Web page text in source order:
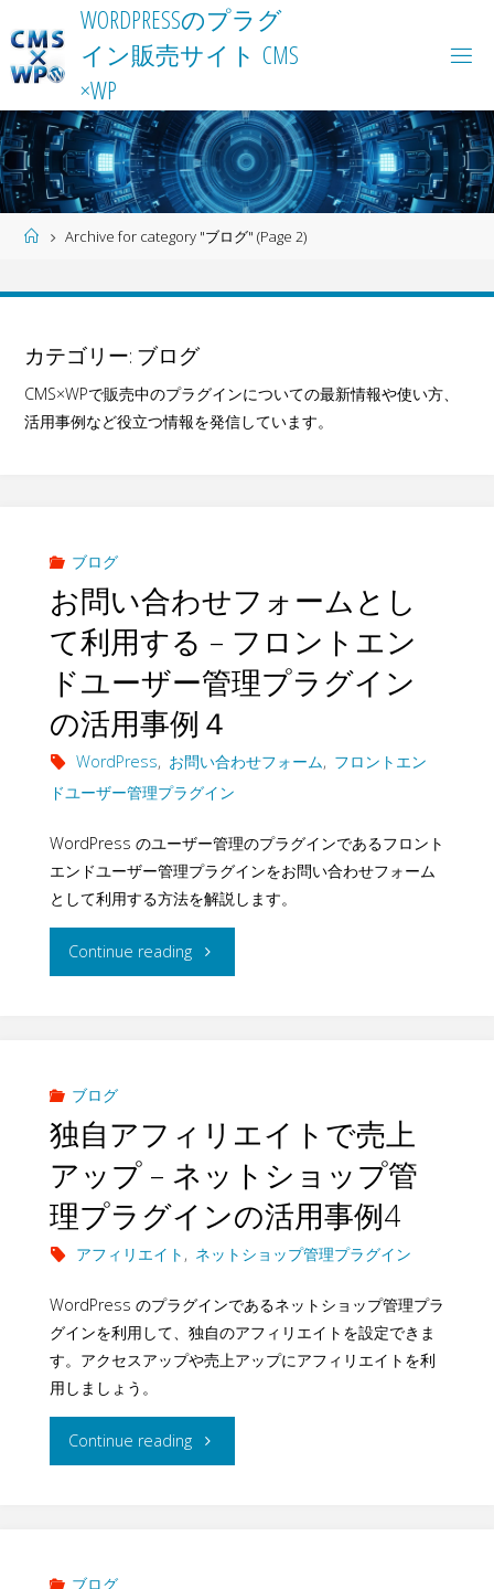
to
content
WORDPRESSのプラ グ
イ ン販売サイ ト CMS
×WP
HomeArchive for category "ブログ" (Page 2)
カテゴリー: ブログ
CMS×WPで販売中のプラグインについての最新情報や使い方、
活用事例など役立つ情報を発信しています。
ブログ
お問い合わせフォームとし
て利用する – フロントエン
ドユーザー管理プラグイン
の活用事例４
WordPress, お問い合わせフォーム, フロントエン
ドユーザー管理プラグイン
WordPress のユーザー管理のプラグインであるフロント
エンドユーザー管理プラグインをお問い合わせフォーム
として利用する方法を解説します。
Continue reading"お
わ
せ
フ
ー
し
ブログ
独自アフィリエイトで売上
アップ – ネットショップ管
理プラグインの活用事例4
アフィリエイト , ネットショップ管理プラグイン
WordPress のプラグインであるネットショップ管理プラ
グインを利用して、独自のアフィリエイトを設定できま
す。アクセスアップや売上アップにアフィリエイトを利
用しましょう。
Continue reading"独
ブログ